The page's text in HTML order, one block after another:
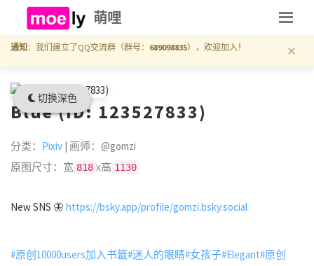
切换深色
萌哩
通知 ：我们建立了QQ交流群（群号： 689098835），欢迎加入！ ×
Blue (ID: 123527833)
分类： Pixiv | 画师：@gomzi
原图尺寸：宽 818 x高 1130
New SNS 🦋 https://bsky.app/profile/gomzi.bsky.social
#原创10000users加入书籤#迷人的眼睛#女孩子#Elegant#原创